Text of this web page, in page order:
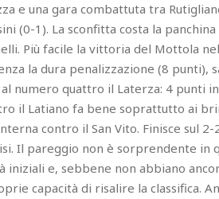
e una gara combattuta tra
(0-1). La sconfitta costa la
Più facile la vittoria del Mottola
la dura penalizzazione (8 punti),
numero quattro il Laterza: 4 punti
il Latiano fa bene soprattutto ai
contro il San Vito. Finisce sul
Il pareggio non è sorprendente in
iniziali e, sebbene non abbiano
capacità di risalire la classifica.